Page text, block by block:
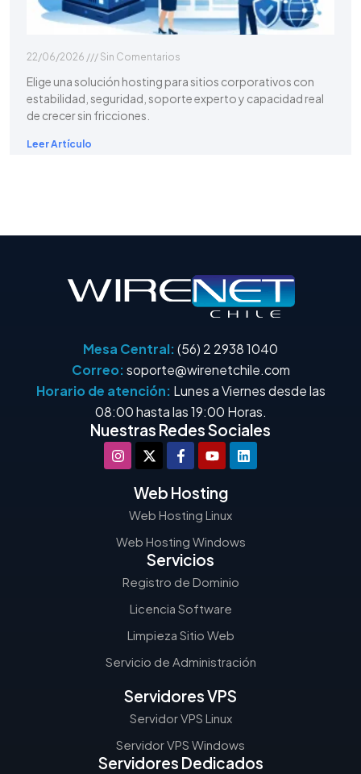
22/06/2026 Sin Comentarios
Elige una solución hosting para sitios corporativos con
estabilidad, seguridad, soporte experto y capacidad real
de crecer sin fricciones.
Leer Artículo
Mesa Central:(56) 2 2938 1040
Correo:soporte@wirenetchile.com
Horario de atención: Lunes a Viernes desde las
08:00 hasta las 19:00 Horas.
Nuestras Redes Sociales
Web Hosting
Web Hosting Linux
Web Hosting Windows
Servicios
Registro de Dominio
Licencia Software
Limpieza Sitio Web
Servicio de Administración
Servidores VPS
Servidor VPS Linux
Servidor VPS Windows
Servidores Dedicados